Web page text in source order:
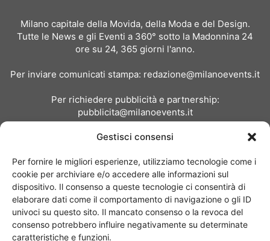
Gestisci consensi
Per fornire le migliori esperienze, utilizziamo tecnologie come i
cookie per archiviare e/o accedere alle informazioni sul
dispositivo. Il consenso a queste tecnologie ci consentirà di
elaborare dati come il comportamento di navigazione o gli ID
univoci su questo sito. Il mancato consenso o la revoca del
consenso potrebbero influire negativamente su determinate
caratteristiche e funzioni.
Milano capitale della Movida, della Moda e del Design.
Tutte le News e gli Eventi a 360° sotto la Madonnina 24
ore su 24, 365 giorni l'anno.
Per inviare comunicati stampa: redazione@milanoevents.it
Per richiedere pubblicità e partnership:
pubblicita@milanoevents.it
Chi siamo I Nostri Clienti